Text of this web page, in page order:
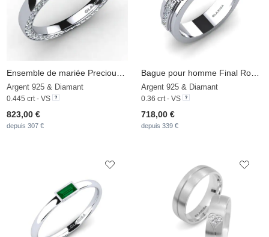
Argent 925 & Diamant
0.445 crt - VS
823,00 €
depuis 307 €
Argent 925 & Diamant
0.36 crt - VS
718,00 €
depuis 339 €